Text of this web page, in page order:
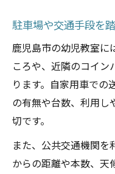
駐車場や交通手段を
鹿児島市の幼児教室に
ころや、近隣のコイ
ります。自家用車での
の有無や台数、利用し
切です。
また、公共交通機関
からの距離や本数、天